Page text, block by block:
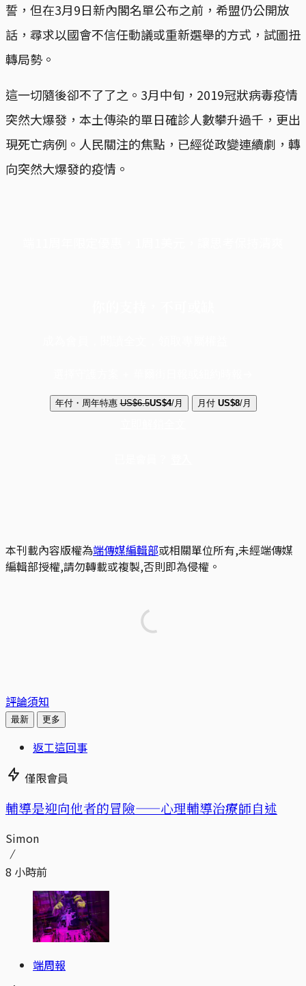
誓，但在3月9日新內閣名單公布之前，希盟仍公開放
話，尋求以國會不信任動議或重新選舉的方式，試圖扭
轉局勢。
這一切隨後卻不了了之。3月中旬，2019冠狀病毒疫情
突然大爆發，本土傳染的單日確診人數攀升過千，更出
現死亡病例。人民關注的焦點，已經從政變連續劇，轉
向突然大爆發的疫情。
年付・周年特惠 US$6.5US$4/月 月付 US$8/月
本刊載內容版權為端傳媒編輯部或相關單位所有,未經端傳媒
編輯部授權,請勿轉載或複製,否則即為侵權。
評論須知
最新 更多
返工這回事
僅限會員
輔導是迎向他者的冒險——心理輔導治療師自述
Simon
8 小時前
端周報